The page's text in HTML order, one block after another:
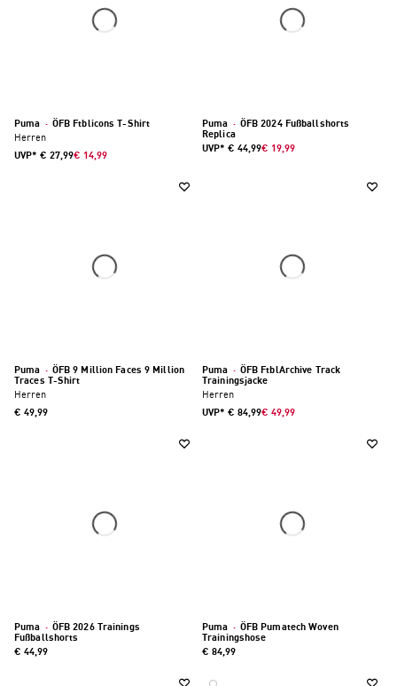
Puma · ÖFB Ftblicons T-Shirt
Herren
UVP* € 27,99€ 14,99
Puma · ÖFB 2024 Fußballshorts
Replica
UVP* € 44,99€ 19,99
Puma · ÖFB 9 Million Faces 9 Million
Traces T-Shirt
Herren
€ 49,99
Puma · ÖFB FtblArchive Track
Trainingsjacke
Herren
UVP* € 84,99€ 49,99
Puma · ÖFB 2026 Trainings
Fußballshorts
€ 44,99
Puma · ÖFB Pumatech Woven
Trainingshose
€ 84,99